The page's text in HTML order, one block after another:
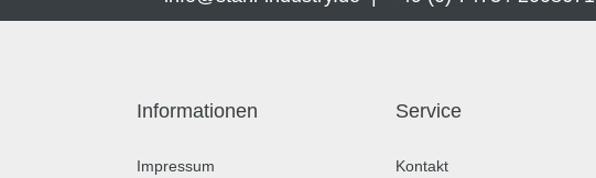
Informationen
Impressum
Service
Kontakt